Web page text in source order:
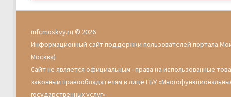
mfcmoskvy.ru © 2026
Информационный сайт поддержки пользователей портала
Москва)
Сайт не является официальным - права на использованные
законным правообладателям в лице ГБУ
государственных услуг»